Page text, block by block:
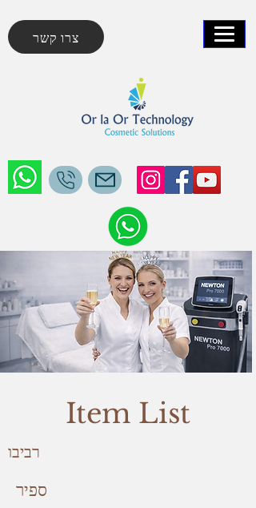
צרו קשר
Item List
רביבו
ספיר